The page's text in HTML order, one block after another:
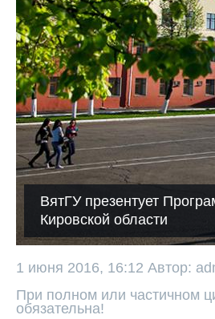
ВятГУ презентует
Кировской области
1 июня 2016, 16:12 Автор:
При полном или частичном
обязательна!